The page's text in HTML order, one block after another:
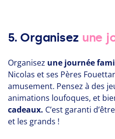
5. Organisez une
Organisez une journée
Nicolas et ses Pères
amusement. Pensez à des
animations loufoques, et
cadeaux. C’est garanti
et les grands !